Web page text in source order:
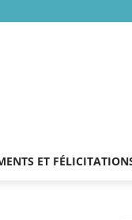
ET